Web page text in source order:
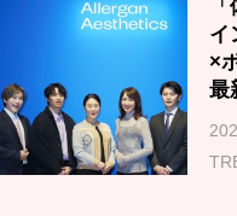
イ
×
最